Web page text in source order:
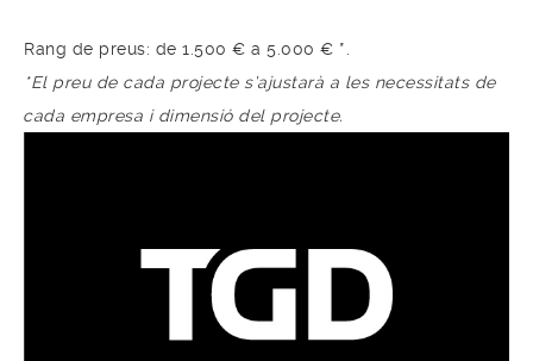
Rang de preus: de 1.500 € a 5.000 € *.
*El preu de cada projecte s’ajustarà a les necessitats de
cada empresa i dimensió del projecte.